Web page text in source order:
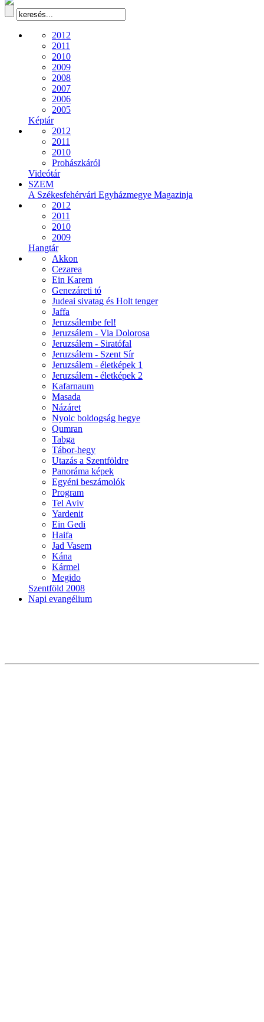
2012
2011
2010
2009
2008
2007
2006
2005
Képtár
2012
2011
2010
Prohászkáról
Videótár
SZEM
A Székesfehérvári Egyházmegye Magazinja
2012
2011
2010
2009
Hangtár
Akkon
Cezarea
Ein Karem
Genezáreti tó
Judeai sivatag és Holt tenger
Jaffa
Jeruzsálembe fel!
Jeruzsálem - Via Dolorosa
Jeruzsálem - Siratófal
Jeruzsálem - Szent Sír
Jeruzsálem - életképek 1
Jeruzsálem - életképek 2
Kafarnaum
Masada
Názáret
Nyolc boldogság hegye
Qumran
Tabga
Tábor-hegy
Utazás a Szentföldre
Panoráma képek
Egyéni beszámolók
Program
Tel Aviv
Yardenit
Ein Gedi
Haifa
Jad Vasem
Kána
Kármel
Megido
Szentföld 2008
Napi evangélium